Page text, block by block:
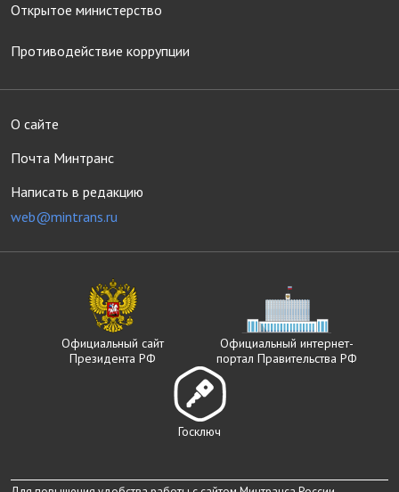
Открытое министерство
Противодействие коррупции
О сайте
Почта Минтранс
Написать в редакцию
web@mintrans.ru
Официальный сайт
Президента РФ
Официальный интернет-
портал Правительства РФ
Госключ